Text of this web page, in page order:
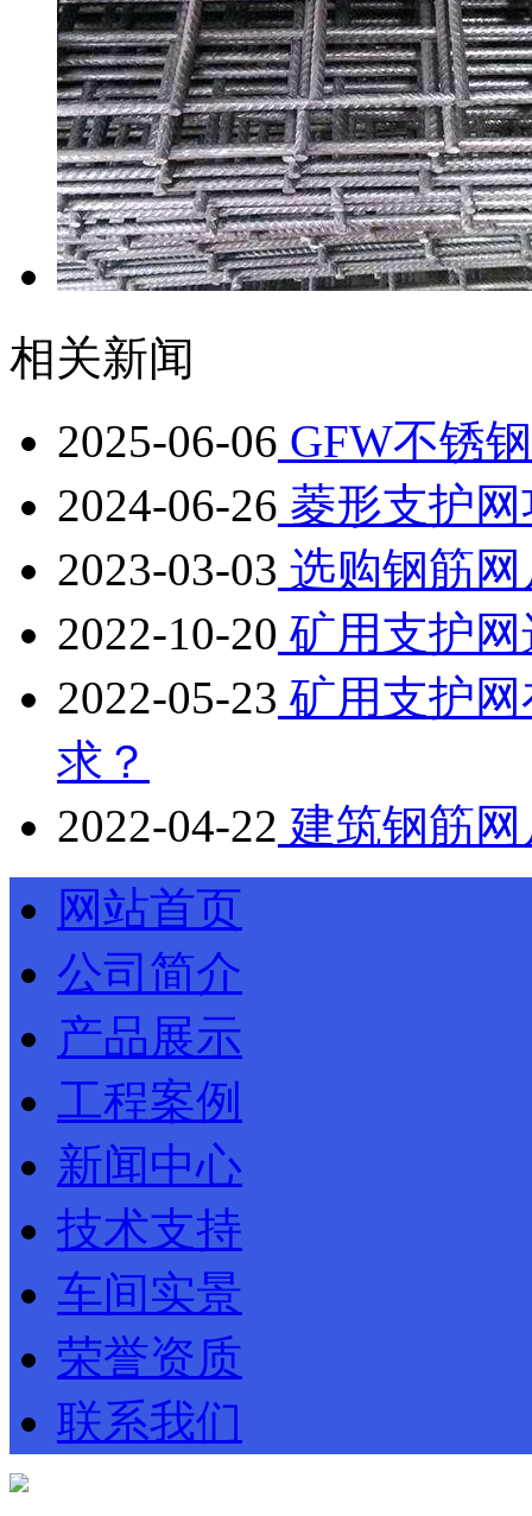
相关新闻
2025-06-06 GFW不锈
2024-06-26 菱形支护
2023-03-03 选购钢筋
2022-10-20 矿用支护
2022-05-23 矿用支护
求？
2022-04-22 建筑钢筋
网站首页
公司简介
产品展示
工程案例
新闻中心
技术支持
车间实景
荣誉资质
联系我们